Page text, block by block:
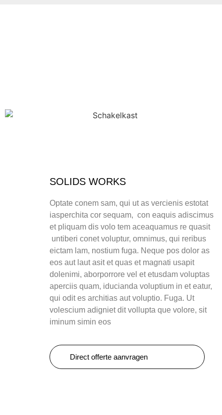
SOLIDS WORKS
Optate conem sam, qui ut as vercienis estotat
iasperchita cor sequam, con eaquis adiscimus
et pliquam dis volo tem aceaquamus re quasit
untiberi conet voluptur, omnimus, qui reribus
eictam lam, nostium fuga. Neque pos dolor as
eos aut laut asit et quas et magnati usapit
dolenimi, aborporrore vel et etusdam voluptas
aperciis quam, iducianda voluptium in et eatur,
qui odit es architias aut voluptio. Fuga. Ut
volescium adigniet dit vollupta que volore, sit
iminum simin eos
Direct offerte aanvragen